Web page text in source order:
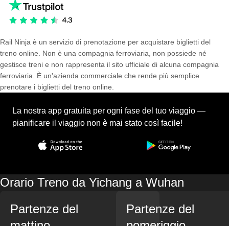
Rail Ninja è un servizio di prenotazione per acquistare biglietti del
treno online. Non è una compagnia ferroviaria, non possiede né
gestisce treni e non rappresenta il sito ufficiale di alcuna compagnia
ferroviaria. È un'azienda commerciale che rende più semplice
prenotare i biglietti del treno online.
La nostra app gratuita per ogni fase del tuo viaggio —
pianificare il viaggio non è mai stato così facile!
Orario Treno da Yichang a Wuhan
Partenze del
Partenze del